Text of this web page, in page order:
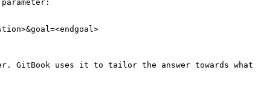
GitBook uses it to tailor the answer towards what